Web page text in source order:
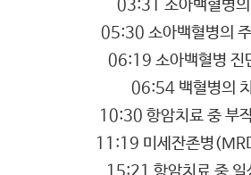
03:31 소아백혈병
05:30 소아백혈병의
06:19 소아백혈병 진
06:54 백혈병의
10:30 항암치료 중 부
11:19 미세잔존병
15:21 항암치료 중 일